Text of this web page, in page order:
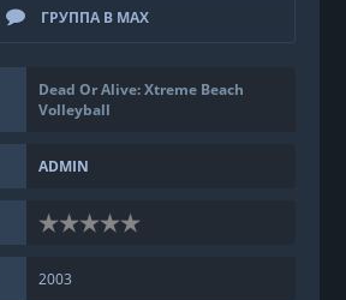
ГРУППА В MAX
Dead Or Alive: Xtreme Beach
Volleyball
ADMIN
2003